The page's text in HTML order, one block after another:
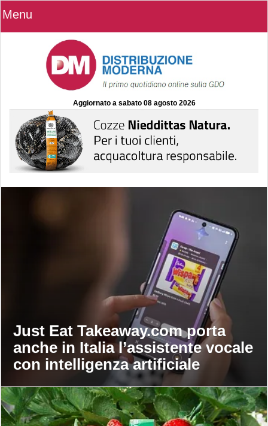
Menu
Aggiornato a sabato 08 agosto 2026
Just Eat Takeaway.com porta
anche in Italia l’assistente vocale
con intelligenza artificiale